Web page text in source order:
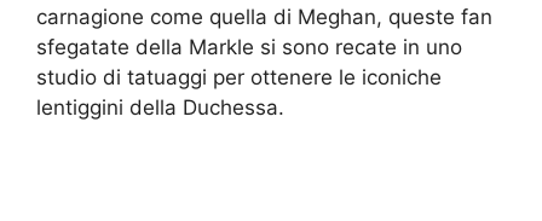
carnagione come quella di Meghan, queste fan
sfegatate della Markle si sono recate in uno
studio di tatuaggi per ottenere le iconiche
lentiggini della Duchessa.